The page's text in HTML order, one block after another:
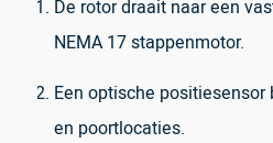
De rotor draait naar een
NEMA 17 stappenmotor.
Een optische
en poortlocaties.